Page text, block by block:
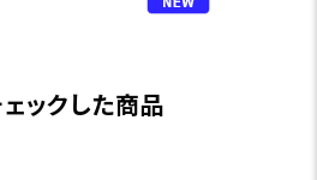
ックした商品